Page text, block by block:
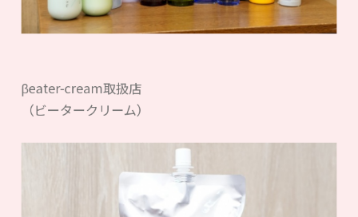
βeater-cream取扱店
（ビータークリーム）